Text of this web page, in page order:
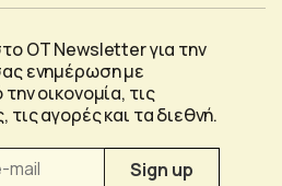
OT Newsletter για την
ενημέρωση με
οικονομία, τις
τις αγορές και τα διεθνή.